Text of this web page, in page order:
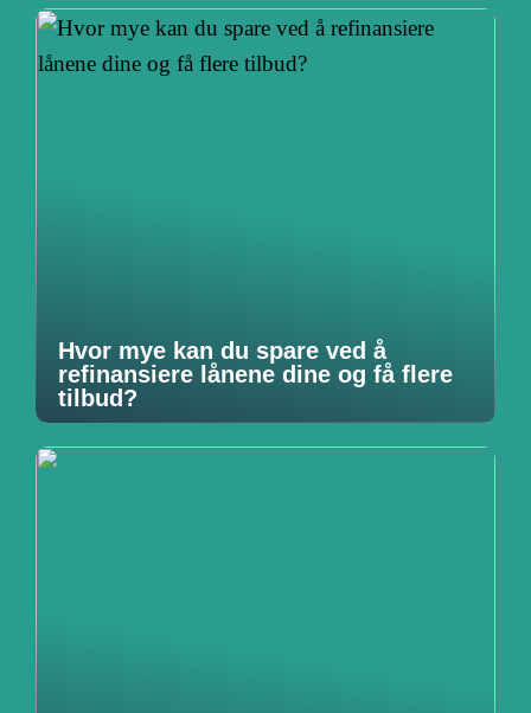
Hvor mye kan du spare ved å
refinansiere lånene dine og få flere
tilbud?